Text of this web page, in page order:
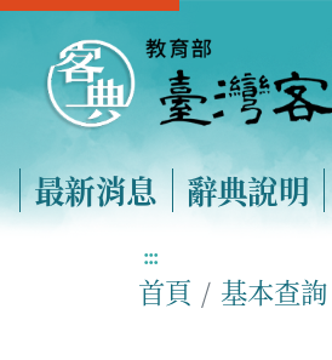
最新消息 辭典說明
:::
首頁 基本查詢